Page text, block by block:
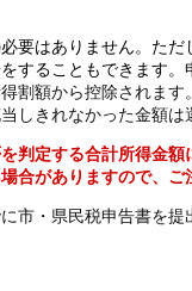
要はありません。ただ
することもできます。
割額から控除されま
しきれなかった金額は
判定する合計所得金額
合がありますので、ご
市・県民税申告書を提